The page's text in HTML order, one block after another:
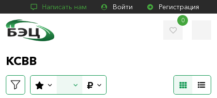
Написать нам Войти Регистрация
0
КСВВ